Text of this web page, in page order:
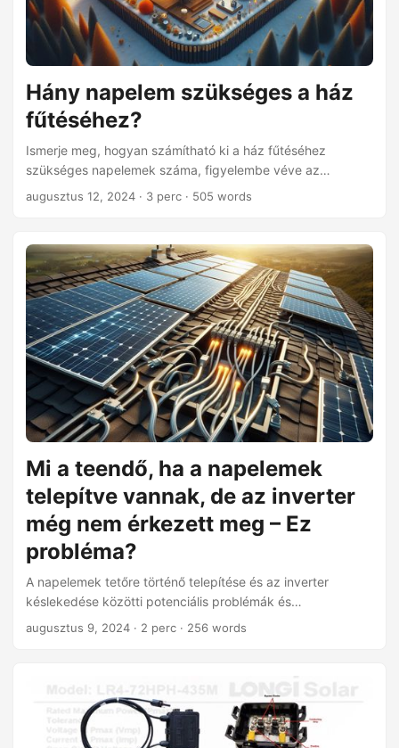
Hány napelem szükséges a ház
fűtéséhez?
Ismerje meg, hogyan számítható ki a ház fűtéséhez
szükséges napelemek száma, figyelembe véve az
energiaigényeket, a panelek teljesítményét és a
augusztus 12, 2024 · 3 perc · 505 words
Mi a teendő, ha a napelemek
telepítve vannak, de az inverter
még nem érkezett meg – Ez
probléma?
A napelemek tetőre történő telepítése és az inverter
késlekedése közötti potenciális problémák és
megfontolások feltárása.
augusztus 9, 2024 · 2 perc · 256 words